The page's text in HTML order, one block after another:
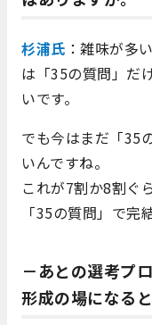
杉浦氏 ：雑味が多
は「35の質問」だ
いです。
でも今はまだ「35
いんですね。
これが7割か8割ぐ
「35の質問」で完
－あとの選考プ
形成の場になると